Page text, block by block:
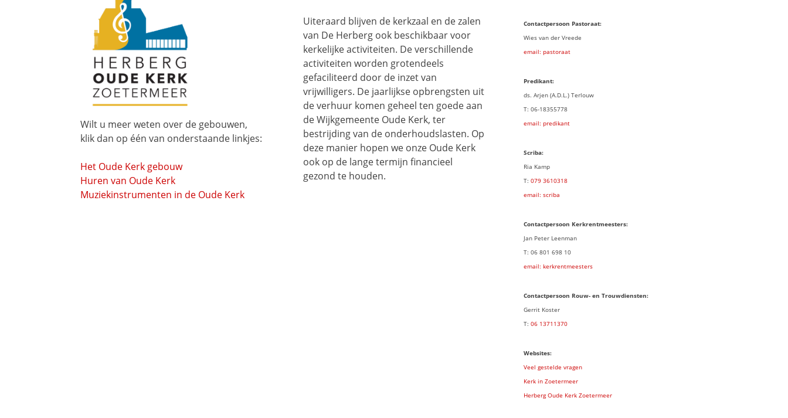
Wilt u meer weten over de gebouwen,
klik dan op één van onderstaande linkjes:
Het Oude Kerk gebouw
Huren van Oude Kerk
Muziekinstrumenten in de Oude Kerk
Uiteraard blijven de kerkzaal en de zalen
van De Herberg ook beschikbaar voor
kerkelijke activiteiten. De verschillende
activiteiten worden grotendeels
gefaciliteerd door de inzet van
vrijwilligers. De jaarlijkse opbrengsten uit
de verhuur komen geheel ten goede aan
de Wijkgemeente Oude Kerk, ter
bestrijding van de onderhoudslasten. Op
deze manier hopen we onze Oude Kerk
ook op de lange termijn financieel
gezond te houden.
Contactpersoon Pastoraat:
Wies van der Vreede
email: pastoraat
Predikant:
ds. Arjen (A.D.L.) Terlouw
T: 06-18355778
email: predikant
Scriba:
Ria Kamp
T: 079 3610318
email: scriba
Contactpersoon Kerkrentmeesters:
Jan Peter Leenman
T: 06 801 698 10
email: kerkrentmeesters
Contactpersoon Rouw- en Trouwdiensten:
Gerrit Koster
T: 06 13711370
Websites:
Veel gestelde vragen
Kerk in Zoetermeer
Herberg Oude Kerk Zoetermeer